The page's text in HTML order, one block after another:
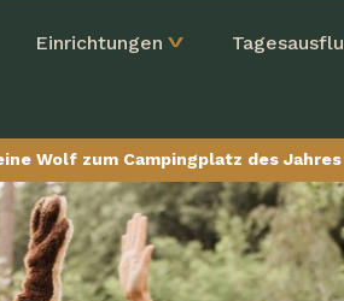
Einrichtungen
Wolf zum Campingplatz des